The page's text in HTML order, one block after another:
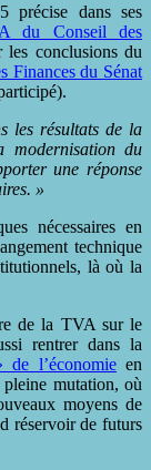
précise dans ses
du Conseil des
les conclusions du
Finances du Sénat
les résultats de la
modernisation du
une réponse
»
nécessaires en
technique
là où la
de la TVA sur le
rentrer dans la
de l’économieen
pleine mutation, où
moyens de
réservoir de futurs